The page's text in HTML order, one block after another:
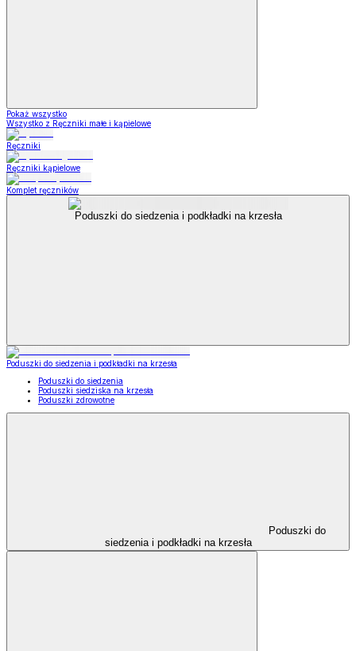
Pokaż wszystko
Wszystko z Ręczniki małe i kąpielowe
Ręczniki
Ręczniki kąpielowe
Komplet ręczników
Poduszki do siedzenia i podkładki na krzesła
Poduszki do siedzenia i podkładki na krzesła
Poduszki do siedzenia
Poduszki siedziska na krzesła
Poduszki zdrowotne
Poduszki do
siedzenia i podkładki na krzesła